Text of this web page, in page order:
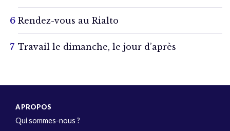
Rendez-vous au Rialto
Travail le dimanche, le jour d’après
A PROPOS
Qui sommes-nous ?